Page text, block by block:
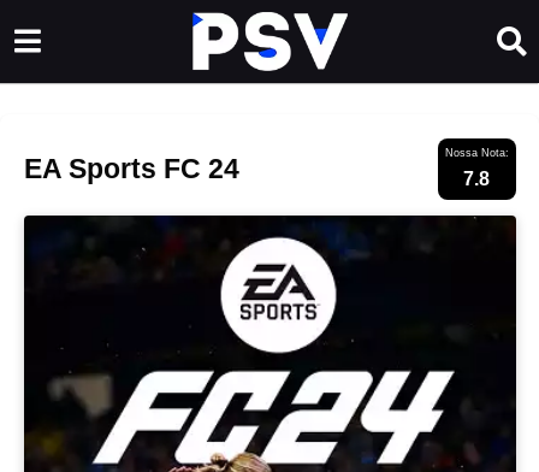
EA Sports FC 24
Nossa Nota:
7.8